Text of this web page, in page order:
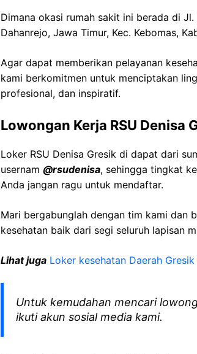
Dimana okasi rumah sakit ini berada di
Dahanrejo, Jawa Timur, Kec. Kebomas,
Agar dapat memberikan pelayanan
kami berkomitmen untuk menciptakan
profesional, dan inspiratif.
Lowongan Kerja RSU Denisa
Loker RSU Denisa Gresik di dapat dari
usernam @rsudenisa, sehingga tingkat
Anda jangan ragu untuk mendaftar.
Mari bergabunglah dengan tim kami dan
kesehatan baik dari segi seluruh lapisan
Lihat juga Loker kesehatan Daerah Gresik
Untuk kemudahan mencari
ikuti akun sosial media kami.